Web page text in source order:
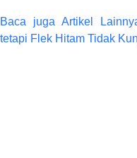
Baca juga Artikel
tetapi Flek Hitam Tidak